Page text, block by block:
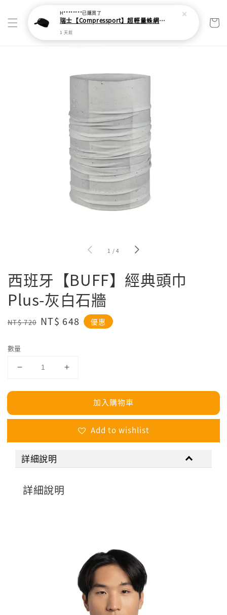
1 /4
西班牙【BUFF】經典頭巾
Plus-灰白石牆
Regular
NT$ 720 Sale
NT$ 648 優惠
數量
加入購物車
Add to wishlist
詳細說明
詳細說明
H********已購買了
瑞士【Compressport】超輕量蛛網頭帶
1 天前